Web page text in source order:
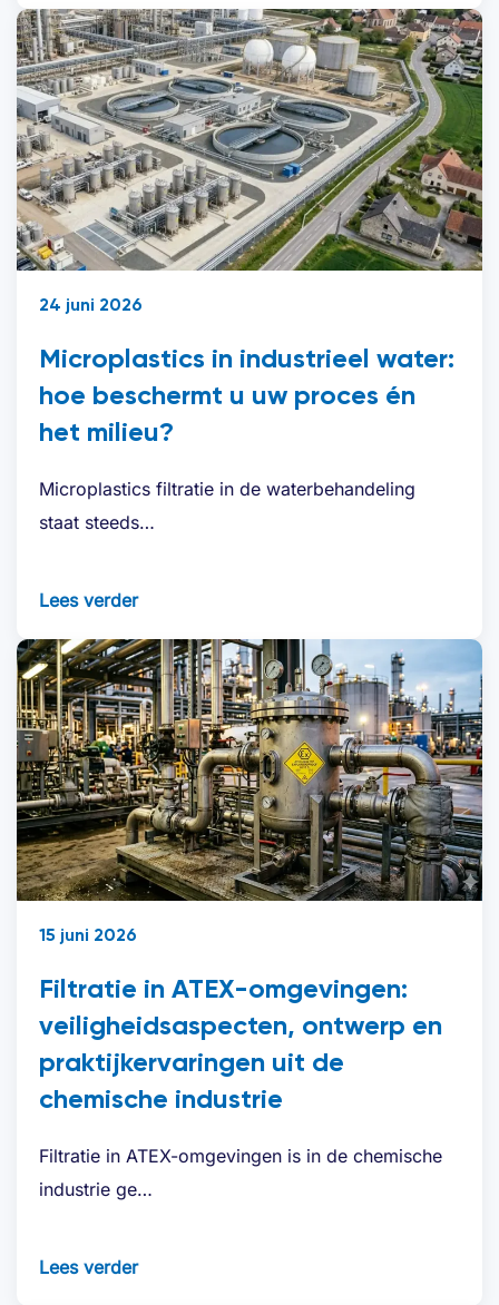
24 juni 2026
Microplastics in industrieel water:
hoe beschermt u uw proces én
het milieu?
Microplastics filtratie in de waterbehandeling
staat steeds…
Lees verder
15 juni 2026
Filtratie in ATEX-omgevingen:
veiligheidsaspecten, ontwerp en
praktijkervaringen uit de
chemische industrie
Filtratie in ATEX-omgevingen is in de chemische
industrie ge…
Lees verder